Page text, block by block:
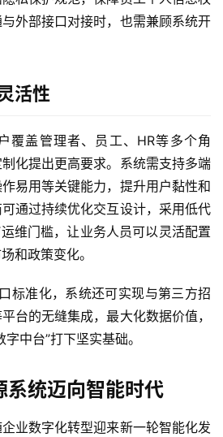
外部接口对接时，也需兼顾系统开
活性
覆盖管理者、员工、HR等多个角
化提出更高要求。系统需支持多端
易用等关键能力，提升用户黏性和
通过持续优化交互设计，采用低代
维门槛，让业务人员可以灵活配置
和政策变化。
标准化，系统还可实现与第三方招
台的无缝集成，最大化数据价值，
中台”打下坚实基础。
系统迈向智能时代
业数字化转型迎来新一轮智能化发